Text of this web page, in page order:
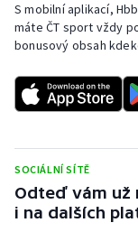
S mobilní aplikací,
máte ČT sport vždy
bonusový obsah
SOCIÁLNÍ SÍTĚ
Odteď vám už
i na dalších